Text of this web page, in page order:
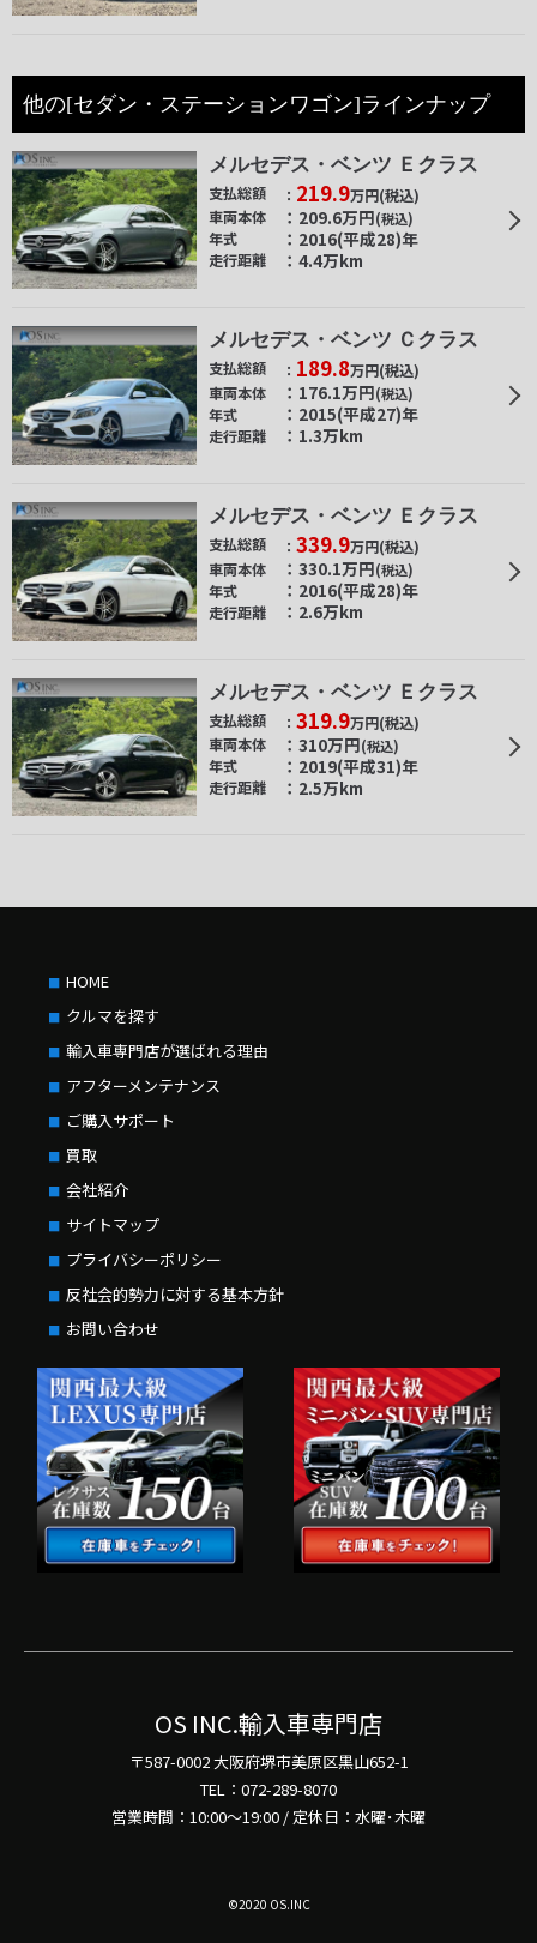
他の[セダン・ステーションワゴン]ラインナップ
メルセデス・ベンツ Ｅクラス
支払総額 219.9万円(税込)
車両本体
209.6万円(税込)
年式 2016(平成28)年
走行距離 4.4万km
メルセデス・ベンツ Ｃクラス
支払総額 189.8万円(税込)
車両本体
176.1万円(税込)
年式 2015(平成27)年
走行距離 1.3万km
メルセデス・ベンツ Ｅクラス
支払総額 339.9万円(税込)
車両本体
330.1万円(税込)
年式 2016(平成28)年
走行距離 2.6万km
メルセデス・ベンツ Ｅクラス
支払総額 319.9万円(税込)
車両本体
310万円(税込)
年式 2019(平成31)年
走行距離 2.5万km
HOME
クルマを探す
輸入車専門店が選ばれる理由
アフターメンテナンス
ご購入サポート
買取
会社紹介
サイトマップ
プライバシーポリシー
反社会的勢力に対する基本方針
お問い合わせ
OS INC.輸入車専門店
〒587-0002 大阪府堺市美原区黒山652-1
TEL：072-289-8070
営業時間：10:00～19:00 / 定休日：水曜･木曜
©2020 OS.INC